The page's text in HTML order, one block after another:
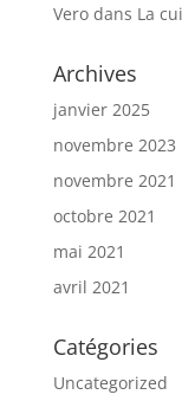
Verodans La
Archives
janvier 2025
novembre 2023
novembre 2021
octobre 2021
mai 2021
avril 2021
Catégories
Uncategorized